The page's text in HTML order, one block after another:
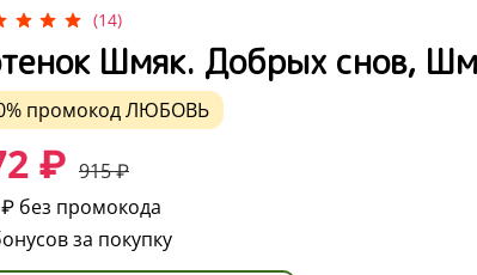
(14)
Шмяк. Добрых снов,
промокодЛЮБОВЬ
₽ 915 ₽
без промокода
за покупку